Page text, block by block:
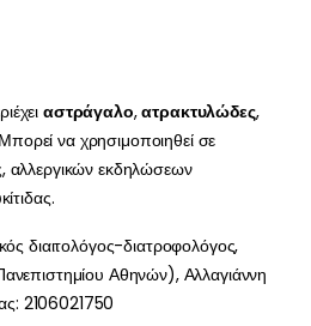
αστράγαλο,ατρακτυλώδες,
να χρησιμοποιηθεί σε
αλλεργικών εκδηλώσεων
διαιτολόγος-διατροφολόγος,
Αθηνών), Αλλαγιάννη
2106021750